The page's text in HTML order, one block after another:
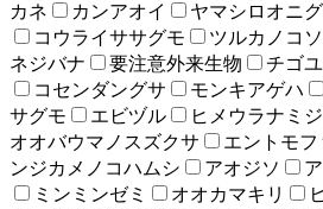
カネ
カンアオイ ヤマシロオニ
コウライササグモ
ツルカノコ
ネジバナ
要注意外来生物 チゴユ
コセンダングサ
モンキアゲハ
サグモ
エビヅル ヒメウラナミ
オオバウマノスズクサ
エントモフ
ンジカメノコハムシ
アオジソ
ミンミンゼミ
オオカマキリ